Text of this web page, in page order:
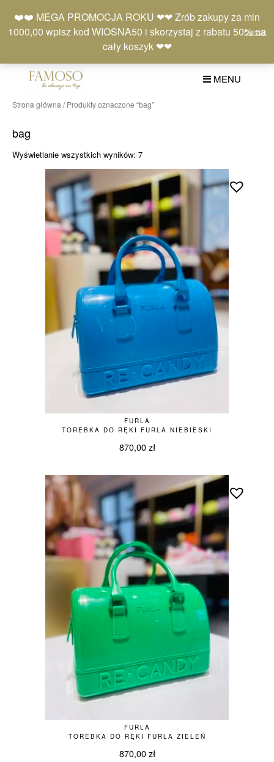
❤️❤️ MEGA PROMOCJA ROKU ❤❤ Zrób zakupy za min
1000,00 wpisz kod WIOSNA50 i skorzystaj z rabatu 50% na
cały koszyk ❤❤
Odrzuć
content
Moje
konto
Lista
życzeń
Koszyk
(0)
MENU
Strona główna / Produkty oznaczone “bag”
bag
Wyświetlanie wszystkich wyników: 7Posortowane
najnowszych
FURLA
TOREBKA DO RĘKI FURLA NIEBIESKI
870,00 zł
FURLA
TOREBKA DO RĘKI FURLA ZIELEŃ
870,00 zł